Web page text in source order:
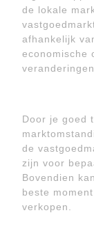
de lokale
afhankelijk
economische
veranderingen.
Door je goed
de
zijn voor
Bovendien
beste
verkopen.